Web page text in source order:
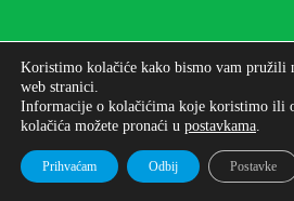
Autorska prava © 2026 -
Jelačića
Koristimo kolačiće kako bismo vam pružili
web stranici.
Informacije o kolačićima koje koristimo ili
kolačića možete pronaći u postavkama.
Prihvaćam Odbij Postavke